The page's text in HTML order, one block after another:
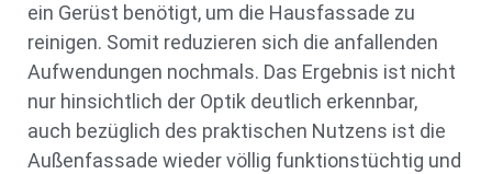
ein Gerüst benötigt, um die Hausfassade zu
reinigen. Somit reduzieren sich die anfallenden
Aufwendungen nochmals. Das Ergebnis ist nicht
nur hinsichtlich der Optik deutlich erkennbar,
auch bezüglich des praktischen Nutzens ist die
Außenfassade wieder völlig funktionstüchtig und